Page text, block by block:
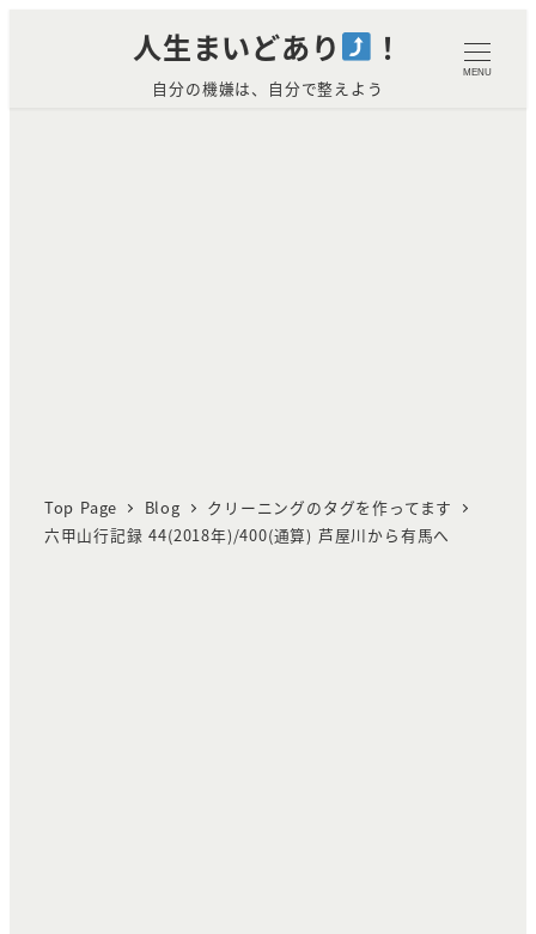
人生まいどあり ！
自分の機嫌は、自分で整えよう
MENU
Top Page Blog
クリーニングのタグを作ってます
六甲山行記録 44(2018年)/400(通算) 芦屋川から有馬へ